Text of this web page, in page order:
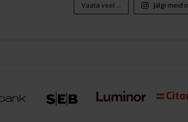
Vaata veel ... Jälgi meid